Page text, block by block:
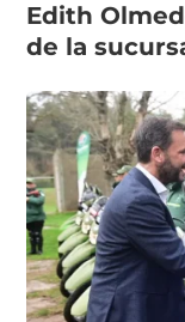
Edith
de la